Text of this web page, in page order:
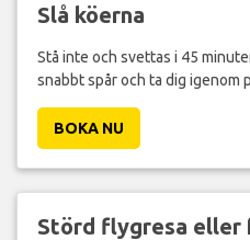
Slå köerna
Stå inte och svettas i 45
snabbt spår och ta dig igenom
BOKA NU
Störd flygresa eller